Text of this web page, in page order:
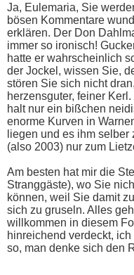
Ja, Eulemaria, Sie
bösen Kommentare
erklären. Der Don
immer so ironisch!
hatte er wahrscheinlich
der Jockel, wissen Sie,
stören Sie sich nicht
herzensguter, feiner
halt nur ein bißchen
enorme Kurven in
liegen und es ihm
(also 2003) nur zum
Am besten hat mir die
Stranggäste), wo Sie
können, weil Sie damit
sich zu gruseln. Alles
willkommen in diesem
hinreichend verdeckt,
so, man denke sich den